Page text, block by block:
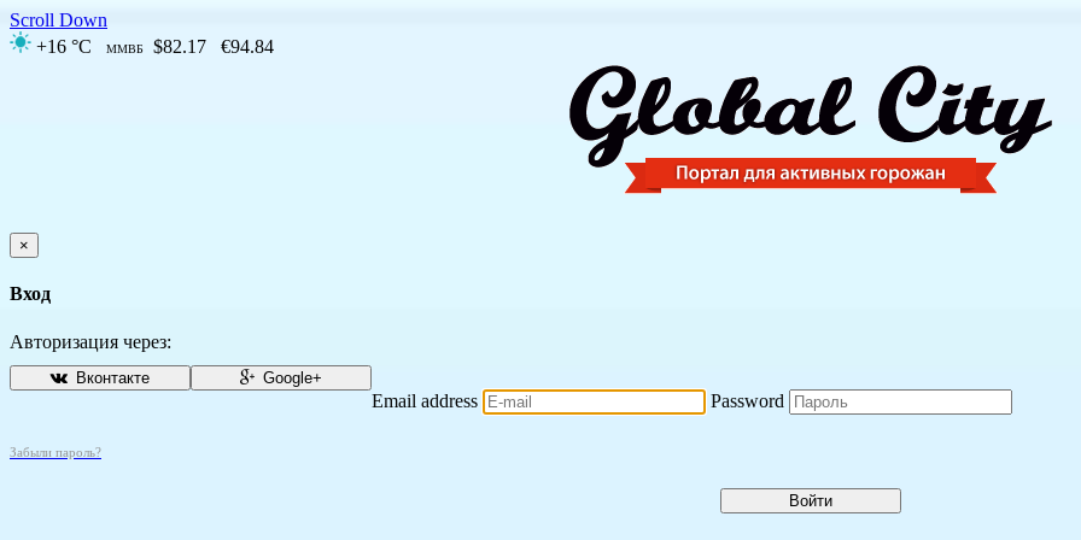
Scroll Down
+16 °C
ММВБ $82.17 €94.84
×
Вход
Авторизация через:
Вконтакте Google+
Email address Password
Забыли пароль?
Войти